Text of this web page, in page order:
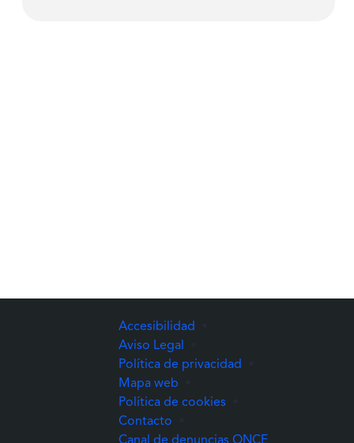
Accesibilidad
Aviso Legal
Política de privacidad
Mapa web
Política de cookies
Contacto
(Abre una